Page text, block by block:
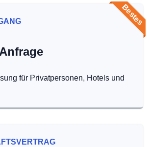
Bestes
für Privatpersonen, Hotels und